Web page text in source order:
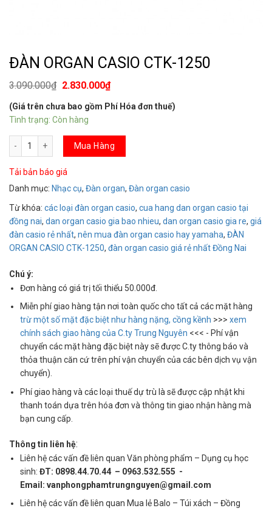
ĐÀN ORGAN CASIO CTK-1250
3.090.000₫ 2.830.000₫
(Giá trên chưa bao gồm Phí Hóa đơn thuế)
Tình trạng: Còn hàng
ĐÀN ORGAN CASIO CTK-1250 số lượng
Mua Hàng
Tải bản báo giá
Danh mục: Nhạc cụ, Đàn organ, Đàn organ casio
Từ khóa: các loại đàn organ casio, cua hang dan organ casio tại
đồng nai, dan organ casio gia bao nhieu, dan organ casio gia re, giá
đàn casio rẻ nhất, nên mua đàn organ casio hay yamaha, ĐÀN
ORGAN CASIO CTK-1250, đàn organ casio giá rẻ nhất Đồng Nai
Chú ý:
Đơn hàng có giá trị tối thiểu 50.000đ.
Miễn phí giao hàng tận nơi toàn quốc cho tất cả các mặt hàng
trừ một số mặt đặc biệt như hàng nặng, cồng kềnh >>>xem
chính sách giao hàng của C.ty Trung Nguyên <<< - Phí vận
chuyển các mặt hàng đặc biệt này sẽ được C.ty thông báo và
thỏa thuận căn cứ trên phí vận chuyển của các bên dịch vụ vận
chuyển).
Phí giao hàng và các loại thuế dự trù là sẽ được cập nhật khi
thanh toán dựa trên hóa đơn và thông tin giao nhận hàng mà
bạn cung cấp.
Thông tin liên hệ:
Liên hệ các vấn đề liên quan Văn phòng phẩm – Dụng cụ học
sinh:ĐT: 0898.44.70.44 – 0963.532.555 -
Email: vanphongphamtrungnguyen@gmail.com
Liên hệ các vấn đề liên quan Mua lẻ Balo – Túi xách – Đồng